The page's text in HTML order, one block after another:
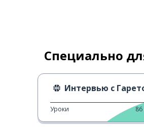
Специально
Интервью с
Уроки 86